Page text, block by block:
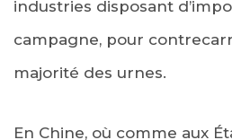
industries disposant
campagne, pour
majorité des urnes.
En Chine, où comme aux